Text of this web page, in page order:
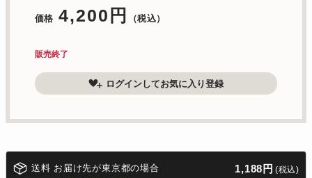
価格 4,200円 （税込）
販売終了
ログインしてお気に入り登録
送料 お届け先が東京都の場合 1,188円 (税込)